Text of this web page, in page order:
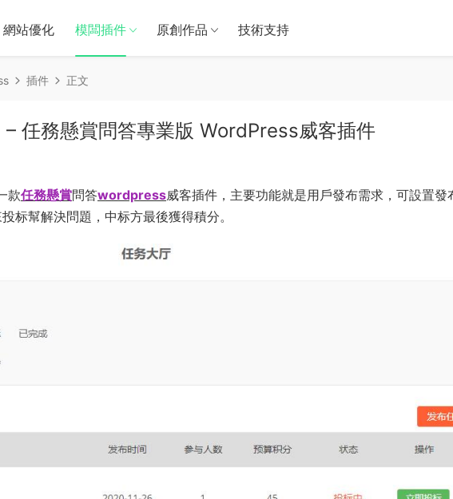
網站優化 模闆插件 原創作品 技術支持
插件 正文
– 任務懸賞問答專業版 WordPress威客插件
款任務懸賞問答wordpress威客插件，主要功能就是用戶發布需求，可設置發
标幫解決問題，中标方最後獲得積分。